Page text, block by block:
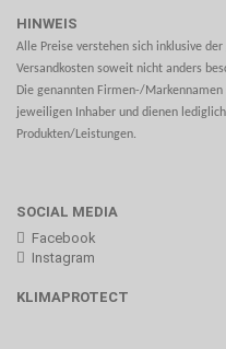
HINWEIS
Alle Preise verstehen sich inklusive
Versandkosten soweit nicht anders
Die genannten Firmen-/
jeweiligen Inhaber und dienen
Produkten/Leistungen.
SOCIAL MEDIA
Facebook
Instagram
KLIMAPROTECT